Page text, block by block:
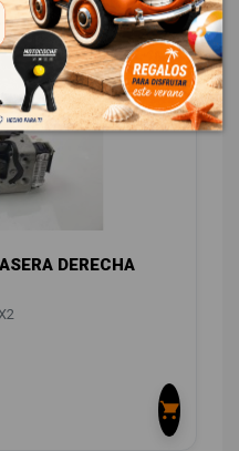
DERECHA